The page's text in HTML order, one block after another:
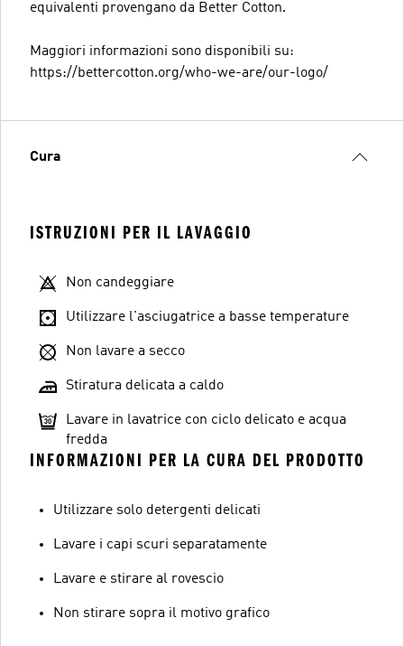
equivalenti provengano da Better Cotton.
Maggiori informazioni sono disponibili su:
https://bettercotton.org/who-we-are/our-logo/
Cura
ISTRUZIONI PER IL LAVAGGIO
Non candeggiare
Utilizzare l'asciugatrice a basse temperature
Non lavare a secco
Stiratura delicata a caldo
Lavare in lavatrice con ciclo delicato e acqua
fredda
INFORMAZIONI PER LA CURA DEL PRODOTTO
Utilizzare solo detergenti delicati
Lavare i capi scuri separatamente
Lavare e stirare al rovescio
Non stirare sopra il motivo grafico